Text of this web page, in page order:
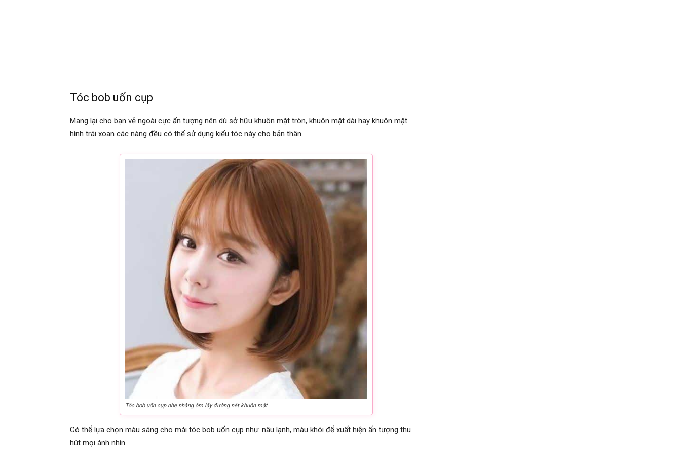
Tóc bob uốn cụp
Mang lại cho bạn vẻ ngoài cực ấn tượng nên dù sở hữu khuôn mặt tròn, khuôn mặt dài hay khuôn mặt
hình trái xoan các nàng đều có thể sử dụng kiểu tóc này cho bản thân.
Tóc bob uốn cụp nhẹ nhàng ôm lấy đường nét khuôn mặt
Có thể lựa chọn màu sáng cho mái tóc bob uốn cụp như: nâu lạnh, màu khói để xuất hiện ấn tượng thu
hút mọi ánh nhìn.